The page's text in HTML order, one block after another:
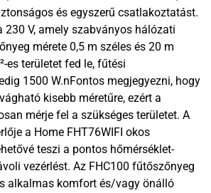
és egyszerű csatlakoztatást.
230 V, amely szabványos hálózati
mérete 0,5 m széles és 20 m
es területet fed le, fűtési
1500 W.nFontos megjegyezni, hogy
kisebb méretűre, ezért a
mérje fel a szükséges területet. A
a Home FHT76WIFI okos
teszi a pontos hőmérséklet-
vezérlést. Az FHC100 fűtőszőnyeg
alkalmas komfort és/vagy önálló